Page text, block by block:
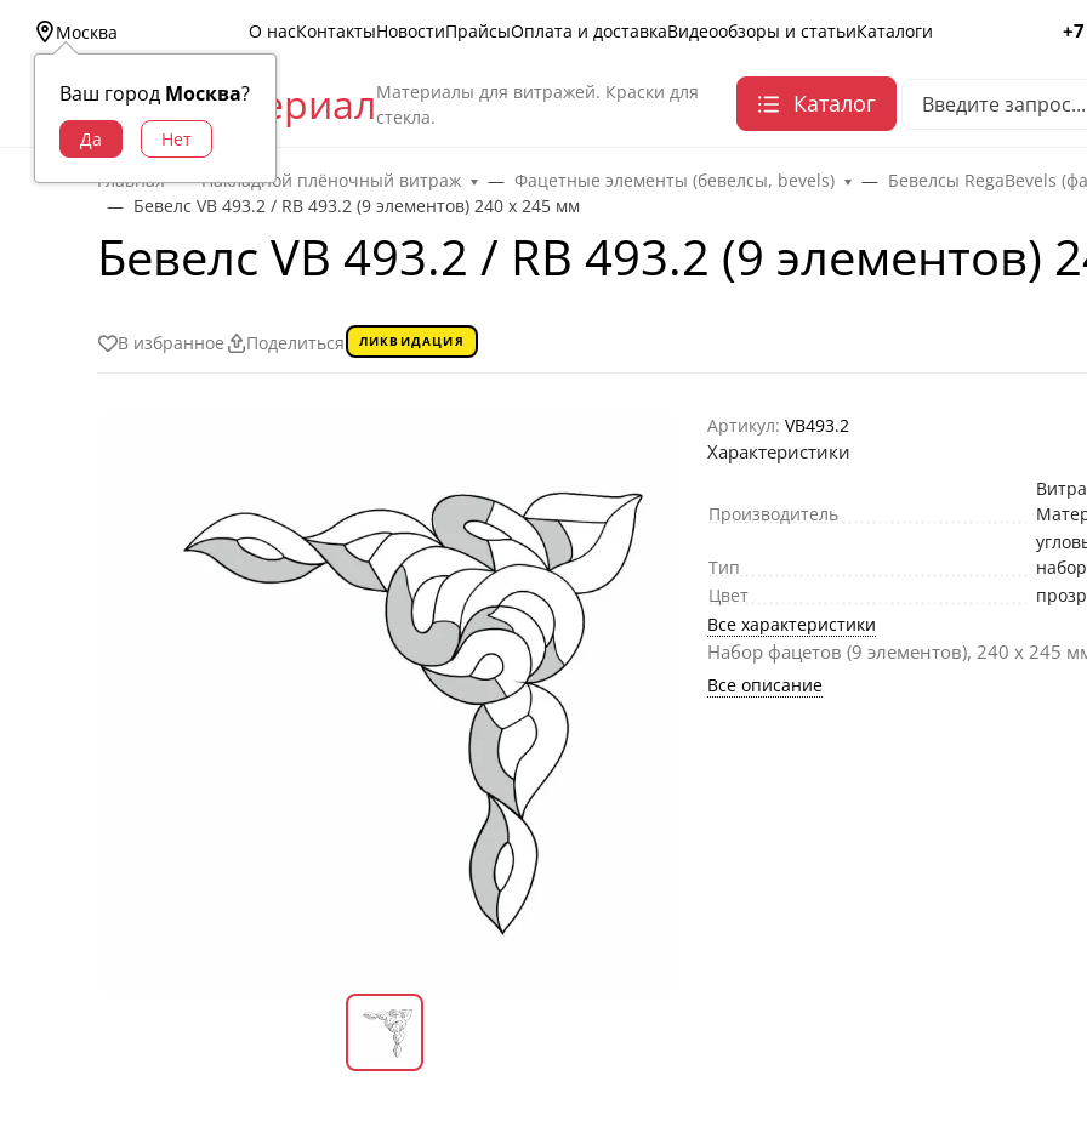
Москва
Ваш город Москва?
О насКонтактыНовостиПрайсыОплата и доставкаВидеообзоры и статьиКаталоги
Витраж МатериалМатериалы для витражей. Краски для
стекла.
Каталог
Главная Накладной плёночный витраж Фацетные элементы (бевелсы, bevels)
Бевелсы RegaBevels
Бевелс VB 493.2 / RB 493.2 (9 элементов) 240 х 245 мм
Бевелс VB 493.2 / RB 493.2 (9 элементов)
В избранное Поделиться ЛИКВИДАЦИЯ
Артикул: VB493.2
Характеристики
Производитель
Тип
Цвет
Все характеристики
Набор фацетов (9 элементов), 240 х 245
Все описание